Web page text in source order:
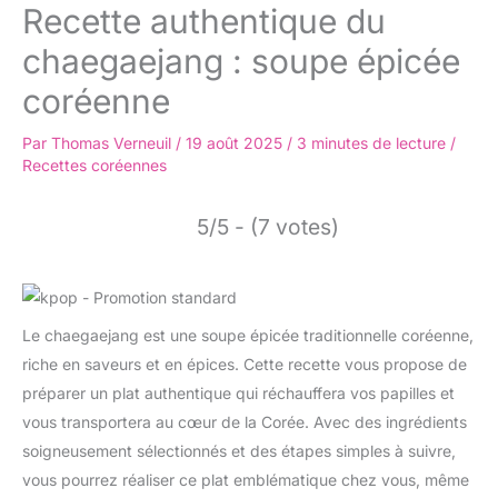
Recette authentique du
chaegaejang : soupe épicée
coréenne
Par Thomas Verneuil / 19 août 2025 / 3 minutes de lecture /
Recettes coréennes
5/5 - (7 votes)
Le chaegaejang est une soupe épicée traditionnelle coréenne,
riche en saveurs et en épices. Cette recette vous propose de
préparer un plat authentique qui réchauffera vos papilles et
vous transportera au cœur de la Corée. Avec des ingrédients
soigneusement sélectionnés et des étapes simples à suivre,
vous pourrez réaliser ce plat emblématique chez vous, même